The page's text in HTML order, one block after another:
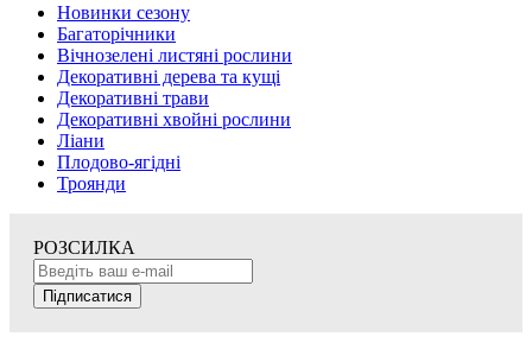
Новинки сезону
Багаторічники
Вічнозелені листяні рослини
Декоративні дерева та кущі
Декоративні трави
Декоративні хвойні рослини
Ліани
Плодово-ягідні
Троянди
РОЗСИЛКА
Підписатися